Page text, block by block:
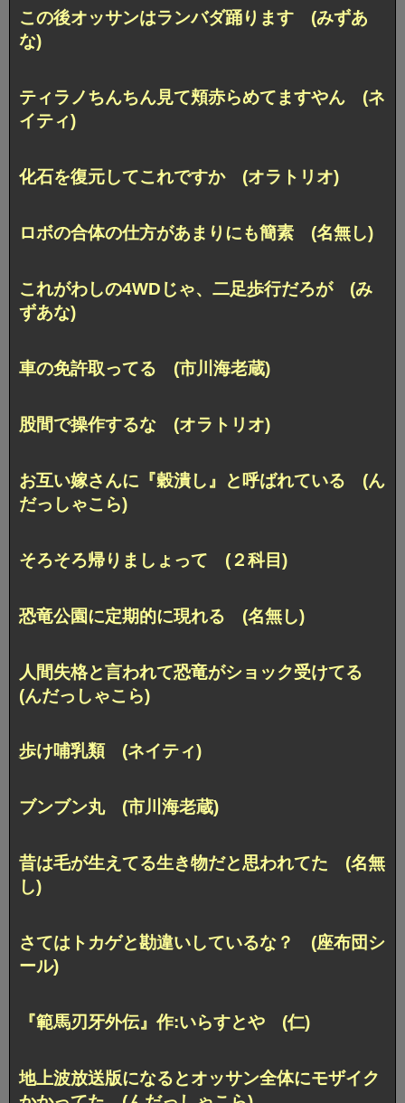
この後オッサンはランバダ踊ります (みずあ
な)
ティラノちんちん見て頬赤らめてますやん (ネ
イティ)
化石を復元してこれですか (オラトリオ)
ロボの合体の仕方があまりにも簡素 (名無し)
これがわしの4WDじゃ、二足歩行だろが (み
ずあな)
車の免許取ってる (市川海老蔵)
股間で操作するな (オラトリオ)
お互い嫁さんに『穀潰し』と呼ばれている (ん
だっしゃこら)
そろそろ帰りましょって (２科目)
恐竜公園に定期的に現れる (名無し)
人間失格と言われて恐竜がショック受けてる
(んだっしゃこら)
歩け哺乳類 (ネイティ)
ブンブン丸 (市川海老蔵)
昔は毛が生えてる生き物だと思われてた (名無
し)
さてはトカゲと勘違いしているな？ (座布団シ
ール)
『範馬刃牙外伝』作:いらすとや (仁)
地上波放送版になるとオッサン全体にモザイク